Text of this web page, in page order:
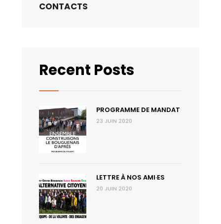
CONTACTS
Recent Posts
PROGRAMME DE MANDAT
23 JUIN 2020
LETTRE À NOS AMI·ES
20 JUIN 2020